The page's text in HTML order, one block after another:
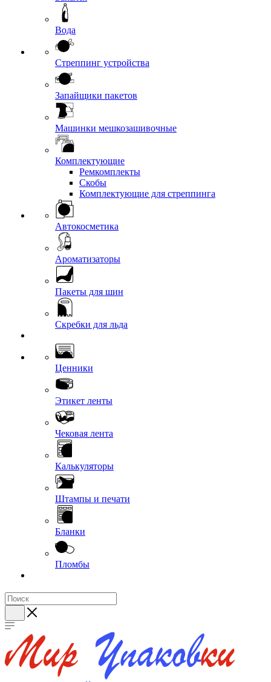
Вода
Стреппинг устройства
Запайщики пакетов
Машинки мешкозашивочные
Комплектующие
Ремкомплекты
Скобы
Комплектующие для стреппинга
Автокосметика
Ароматизаторы
Пакеты для шин
Скребки для льда
Ценники
Этикет ленты
Чековая лента
Калькуляторы
Штампы и печати
Бланки
Пломбы